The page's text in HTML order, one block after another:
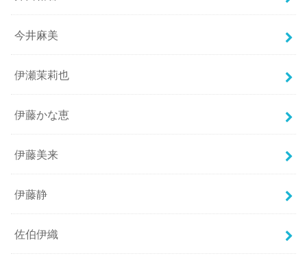
今井麻美
伊瀬茉莉也
伊藤かな恵
伊藤美来
伊藤静
佐伯伊織